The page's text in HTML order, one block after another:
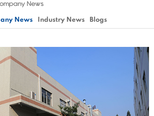
News
News Industry News Blogs